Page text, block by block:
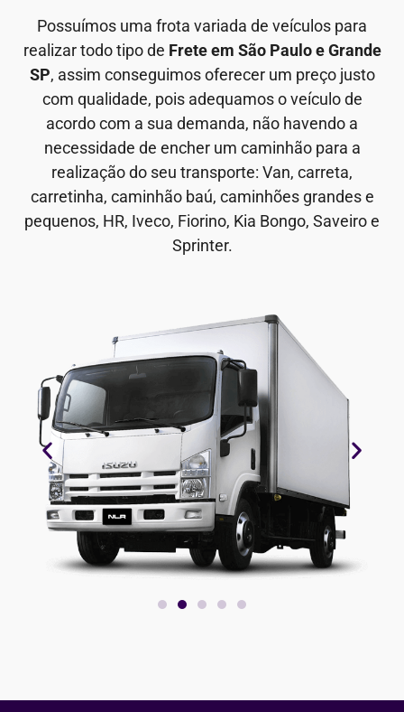
Possuímos uma frota variada de veículos para
realizar todo tipo de Frete em São Paulo e Grande
SP, assim conseguimos oferecer um preço justo
com qualidade, pois adequamos o veículo de
acordo com a sua demanda, não havendo a
necessidade de encher um caminhão para a
realização do seu transporte: Van, carreta,
carretinha, caminhão baú, caminhões grandes e
pequenos, HR, Iveco, Fiorino, Kia Bongo, Saveiro e
Sprinter.